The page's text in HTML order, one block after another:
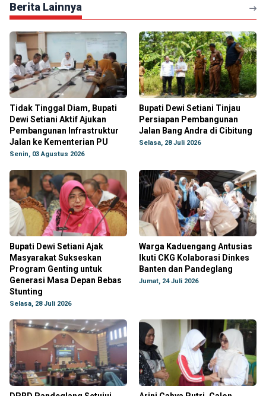
Berita Lainnya
Tidak Tinggal Diam, Bupati
Dewi Setiani Aktif Ajukan
Pembangunan Infrastruktur
Jalan ke Kementerian PU
Senin, 03 Agustus 2026
Bupati Dewi Setiani Tinjau
Persiapan Pembangunan
Jalan Bang Andra di Cibitung
Selasa, 28 Juli 2026
Bupati Dewi Setiani Ajak
Masyarakat Sukseskan
Program Genting untuk
Generasi Masa Depan Bebas
Stunting
Selasa, 28 Juli 2026
Warga Kaduengang Antusias
Ikuti CKG Kolaborasi Dinkes
Banten dan Pandeglang
Jumat, 24 Juli 2026